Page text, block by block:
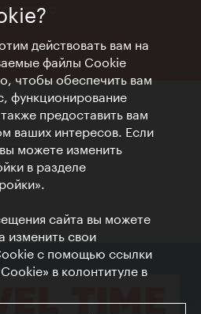
действовать вам на
файлы Cookie
чтобы обеспечить вам
функционирование
предоставить вам
ваших интересов. Если
можете изменить
в разделе
сайта вы можете
изменить свои
с помощью ссылки
в колонтитуле в